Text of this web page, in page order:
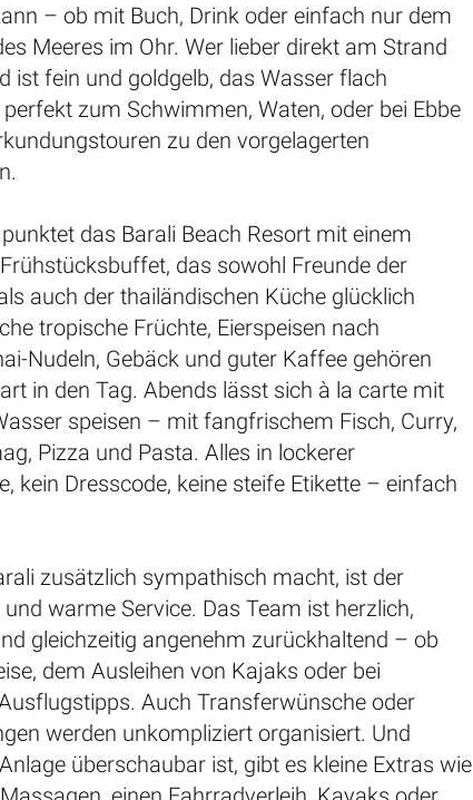
– ob mit Buch, Drink oder einfach nur dem
Meeres im Ohr. Wer lieber direkt am Strand
ist fein und goldgelb, das Wasser flach
zum Schwimmen, Waten, oder bei Ebbe
zu den vorgelagerten
das Barali Beach Resort mit einem
das sowohl Freunde der
auch der thailändischen Küche glücklich
tropische Früchte, Eierspeisen nach
Nudeln, Gebäck und guter Kaffee gehören
in den Tag. Abends lässt sich à la carte mit
speisen – mit fangfrischem Fisch, Curry,
Pizza und Pasta. Alles in lockerer
kein Dresscode, keine steife Etikette – einfach
zusätzlich sympathisch macht, ist der
warme Service. Das Team ist herzlich,
gleichzeitig angenehm zurückhaltend – ob
dem Ausleihen von Kajaks oder bei
Auch Transferwünsche oder
werden unkompliziert organisiert. Und
überschaubar ist, gibt es kleine Extras wie